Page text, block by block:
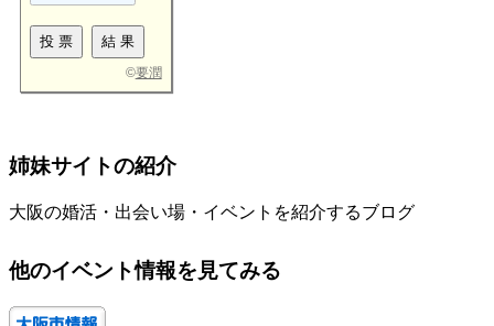
©要潤
姉妹サイトの紹介
大阪の婚活・出会い場・イベントを紹介するブログ
他のイベント情報を見てみる